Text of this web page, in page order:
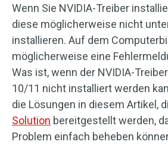
Wenn Sie NVIDIA-Treiber
diese möglicherweise nicht
installieren. Auf dem
möglicherweise eine
Was ist, wenn der NVIDIA-
10/11 nicht installiert werden
die Lösungen in diesem Artikel,
Solution bereitgestellt werden,
Problem einfach beheben